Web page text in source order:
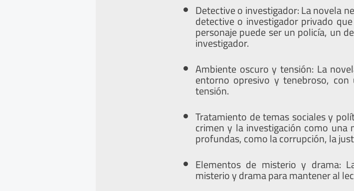
Detective o investigador: La novela
detective o investigador privado
personaje puede ser un policía, un
investigador.
Ambiente oscuro y tensión: La
entorno opresivo y tenebroso,
tensión.
Tratamiento de temas sociales y
crimen y la investigación como
profundas, como la corrupción, la
Elementos de misterio y drama:
misterio y drama para mantener al